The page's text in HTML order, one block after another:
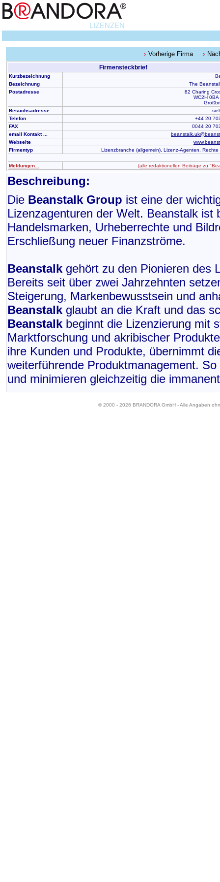
LIZENZEN
Vorherige Firma
Firmensteckbrief
Kurzbezeichnung
Bezeichnung
The
Postadresse
82 Charing
WC2H
Besuchsadresse
Telefon
+44 20
FAX
0044 20
email Kontakt ...
Webseite
Firmentyp
Lizenzbranche (allgemein), Lizenz-Agenten, Rechte
Meldungen... (alle redaktionellen Beiträge zu
Beschreibung:
Die Beanstalk Group ist eine der
Lizenzagenturen der Welt. Beanstalk
Handelsmarken, Urheberrechte und
Erschließung neuer Finanzströme.
Beanstalk gehört zu den Pionieren des
Bereits seit über zwei Jahrzehnten
Steigerung, Markenbewusstsein und
Beanstalk glaubt an die Kraft und das
Beanstalk beginnt die Lizenzierung mit
Marktforschung und akribischer
ihre Kunden und Produkte, übernimmt
weiterführende Produktmanagement.
und minimieren gleichzeitig die
© 2000 - 2026 BRANDORA GmbH - Alle Angaben